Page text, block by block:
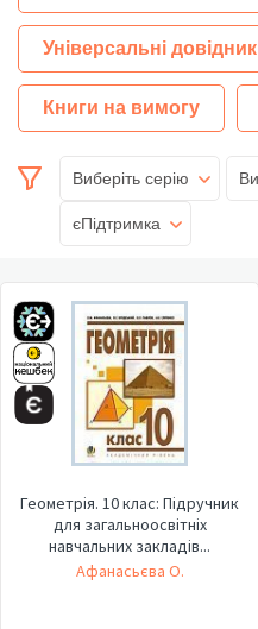
Універсальні
Книги на вимогу
Виберіть серію
єПідтримка
Геометрія. 10 клас: Підручник
для загальноосвітніх
навчальних закладів...
Афанасьєва О.